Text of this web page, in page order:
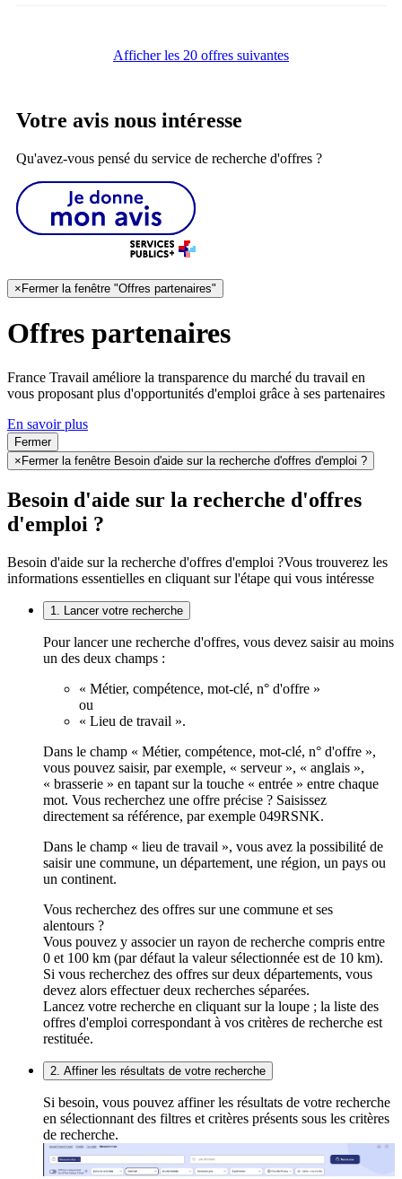
Afficher les 20 offres suivantes
Votre avis nous intéresse
Qu'avez-vous pensé du service de recherche d'offres ?
× Fermer la fenêtre "Offres partenaires"
Offres partenaires
France Travail améliore la transparence du marché du travail en
vous proposant plus d'opportunités d'emploi grâce à ses partenaires
En savoir plus
Fermer
× Fermer la fenêtre Besoin d'aide sur la recherche d'offres d'emploi ?
Besoin d'aide sur la recherche d'offres
d'emploi ?
Besoin d'aide sur la recherche d'offres d'emploi ?Vous trouverez les
informations essentielles en cliquant sur l'étape qui vous intéresse
1. Lancer votre recherche
Pour lancer une recherche d'offres, vous devez saisir au moins
un des deux champs :
« Métier, compétence, mot-clé, n° d'offre »
ou
« Lieu de travail ».
Dans le champ « Métier, compétence, mot-clé, n° d'offre »,
vous pouvez saisir, par exemple, « serveur », « anglais »,
« brasserie » en tapant sur la touche « entrée » entre chaque
mot. Vous recherchez une offre précise ? Saisissez
directement sa référence, par exemple 049RSNK.
Dans le champ « lieu de travail », vous avez la possibilité de
saisir une commune, un département, une région, un pays ou
un continent.
Vous recherchez des offres sur une commune et ses
alentours ?
Vous pouvez y associer un rayon de recherche compris entre
0 et 100 km (par défaut la valeur sélectionnée est de 10 km).
Si vous recherchez des offres sur deux départements, vous
devez alors effectuer deux recherches séparées.
Lancez votre recherche en cliquant sur la loupe ; la liste des
offres d'emploi correspondant à vos critères de recherche est
restituée.
2. Affiner les résultats de votre recherche
Si besoin, vous pouvez affiner les résultats de votre recherche
en sélectionnant des filtres et critères présents sous les critères
de recherche.